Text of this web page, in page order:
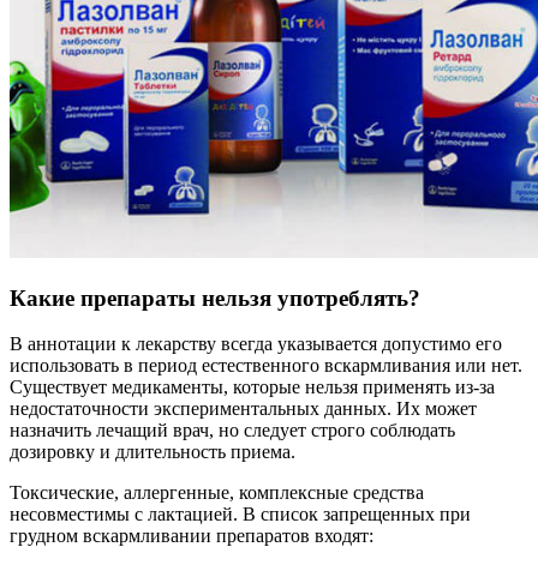
Какие препараты нельзя употреблять?
В аннотации к лекарству всегда указывается допустимо его
использовать в период естественного вскармливания или нет.
Существует медикаменты, которые нельзя применять из-за
недостаточности экспериментальных данных. Их может
назначить лечащий врач, но следует строго соблюдать
дозировку и длительность приема.
Токсические, аллергенные, комплексные средства
несовместимы с лактацией. В список запрещенных при
грудном вскармливании препаратов входят: